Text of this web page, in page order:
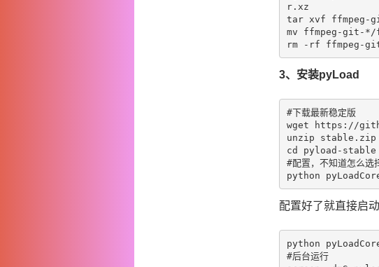
r.xz
tar xvf ffmpeg-
mv ffmpeg-git-* /
3、安装pyLoad
#下载最新稳定版
wget https://
unzip stable.zip
#配置，不知道怎么选
python
配置好了就直接启动
python
#后台运行